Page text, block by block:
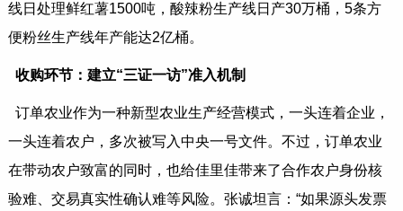
线日处理鲜红薯1500吨，酸辣粉生产线日产30万桶，5条方
便粉丝生产线年产能达2亿桶。
收购环节：建立“三证一访”准入机制
订单农业作为一种新型农业生产经营模式，一头连着企业，
一头连着农户，多次被写入中央一号文件。不过，订单农业
在带动农户致富的同时，也给佳里佳带来了合作农户身份核
验难、交易真实性确认难等风险。张诚坦言：“如果源头发票